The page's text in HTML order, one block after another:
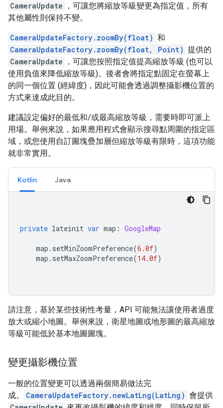
CameraUpdate
，可讓您將縮放等級變更為指定值，所有
其他屬性則保持不變。
CameraUpdateFactory.zoomBy(float) 和
CameraUpdateFactory.zoomBy(float, Point) 提供的
CameraUpdate
，可讓您按照指定值提高縮放等級 (也可以
使用負值來降低縮放等級)。後者會將指定點固定在螢幕上
的同一個位置 (經緯度)，因此可能會透過調整攝影機位置的
方式來達成此目的。
建議設定偏好的最低和/或最高縮放等級，需要時即可派上
用場。舉例來說，如果應用程式會顯示搜尋點周圍的指定區
域，或您使用自訂圖塊疊加層但縮放等級有限時，這項功能
就非常實用。
Kotlin Java
private lateinit var map : GoogleMap
map . setMinZoomPreference(6.0f)
map . setMaxZoomPreference(14.0f)
請注意，基於某些技術性考量，API 可能無法讓使用者過度
放大或縮小地圖。舉例來說，衛星地圖或地形圖的最高縮放
等級可能低於基本地圖圖塊。
變更攝影機位置
一般的位置變更可以透過兩個簡易做法完
成。
CameraUpdateFactory.newLatLng(LatLng) 會提供